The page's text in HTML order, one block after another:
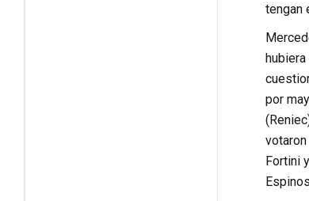
tengan
por
Fortini